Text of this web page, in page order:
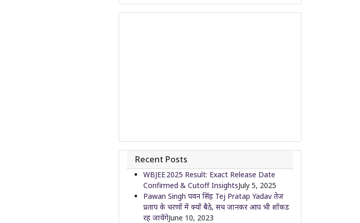
Recent Posts
WBJEE 2025 Result: Exact Release Date
Confirmed & Cutoff InsightsJuly 5, 2025
Pawan Singh पवन सिंह Tej Pratap Yadav तेज
प्रताप के चरणों में क्यों बैठे, सच जानकर आप भी शॉकड
रह जायेंगेJune 10, 2023